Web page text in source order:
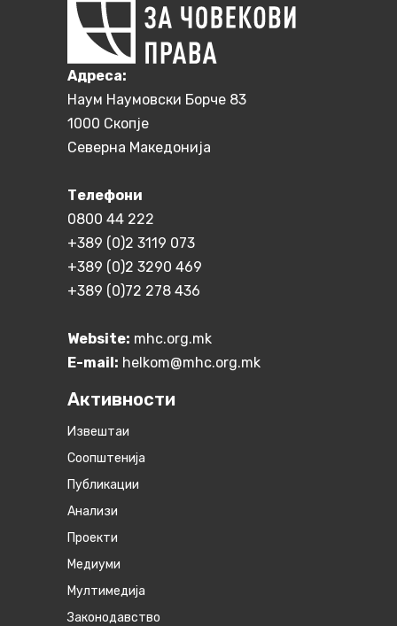
Aдреса:
Наум Наумовски Борче 83
1000 Скопје
Северна Македонија
Телефони
0800 44 222
+389 (0)2 3119 073
+389 (0)2 3290 469
+389 (0)72 278 436
Website: mhc.org.mk
E-mail: helkom@mhc.org.mk
Активности
Извештаи
Соопштенија
Публикации
Анализи
Проекти
Медиуми
Мултимедија
Законодавство